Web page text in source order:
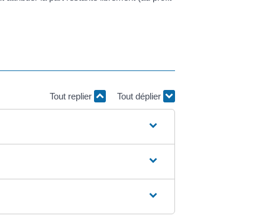
Tout replier Tout déplier